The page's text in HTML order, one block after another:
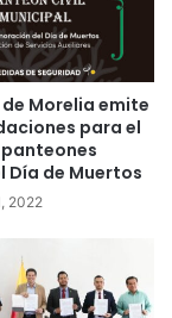
Morelia emite
para el
Día de Muertos
2022